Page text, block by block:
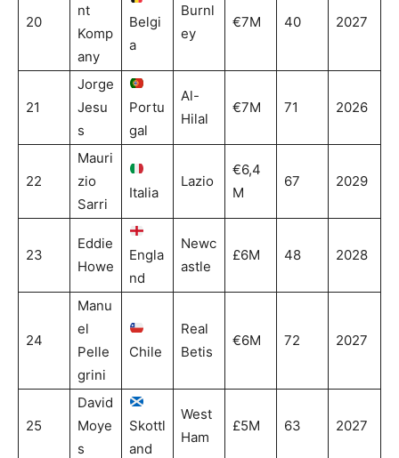
20
nt
Komp
any
Belgi
a
Burnl
ey
€7M 40 2027
21
Jorge
Jesu
s
Portu
gal
Al-
Hilal
€7M 71 2026
22
Mauri
zio
Sarri
Italia
Lazio
€6,4
M
67 2029
23
Eddie
Howe
Engla
nd
Newc
astle
£6M 48 2028
24
Manu
el
Pelle
grini
Chile
Real
Betis
€6M 72 2027
25
David
Moye
s
Skottl
and
West
Ham
£5M 63 2027